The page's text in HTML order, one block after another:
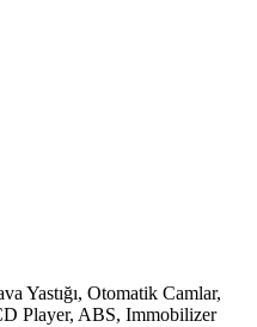
Yastığı, Otomatik Camlar,
Player, ABS, Immobilizer